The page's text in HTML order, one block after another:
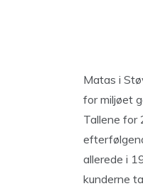
Matas i
for miljøet
Tallene for
allerede i
kunderne